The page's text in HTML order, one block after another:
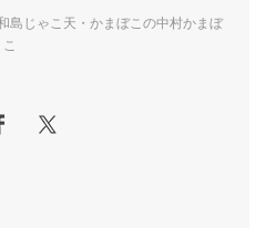
島じゃこ天・かまぼこの中村かまぼ
こ